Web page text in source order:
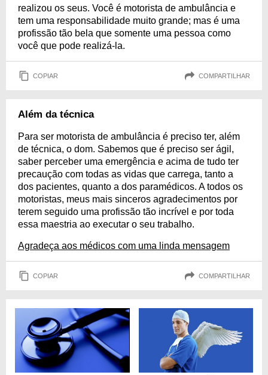
realizou os seus. Você é motorista de ambulância e
tem uma responsabilidade muito grande; mas é uma
profissão tão bela que somente uma pessoa como
você que pode realizá-la.
COPIAR COMPARTILHAR
Além da técnica
Para ser motorista de ambulância é preciso ter, além
de técnica, o dom. Sabemos que é preciso ser ágil,
saber perceber uma emergência e acima de tudo ter
precaução com todas as vidas que carrega, tanto a
dos pacientes, quanto a dos paramédicos. A todos os
motoristas, meus mais sinceros agradecimentos por
terem seguido uma profissão tão incrível e por toda
essa maestria ao executar o seu trabalho.
Agradeça aos médicos com uma linda mensagem
COPIAR COMPARTILHAR